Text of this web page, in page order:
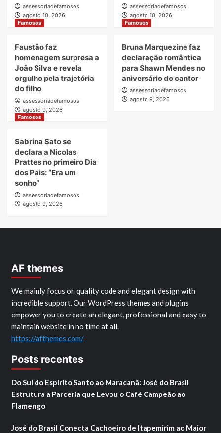
assessoriadefamosos
agosto 10, 2026
assessoriadefamosos
agosto 10, 2026
Famosos
Faustão faz
homenagem surpresa a
João Silva e revela
orgulho pela trajetória
do filho
assessoriadefamosos
agosto 9, 2026
Famosos
Bruna Marquezine faz
declaração romântica
para Shawn Mendes no
aniversário do cantor
assessoriadefamosos
agosto 9, 2026
Famosos
Sabrina Sato se
declara a Nicolas
Prattes no primeiro Dia
dos Pais: “Era um
sonho”
assessoriadefamosos
agosto 9, 2026
AF themes
We mainly focus on quality code and elegant design with
incredible support. Our WordPress themes and plugins
empower you to create an elegant, professional and easy to
maintain website in no time at all.
https://afthemes.com/
Posts recentes
Do Sul do Espírito Santo ao Maracanã: José do Brasil
Estrutura a Parceria que Levou o Café Campeão ao
Flamengo
José do Brasil Conecta Cachoeiro de Itapemirim ao Maior